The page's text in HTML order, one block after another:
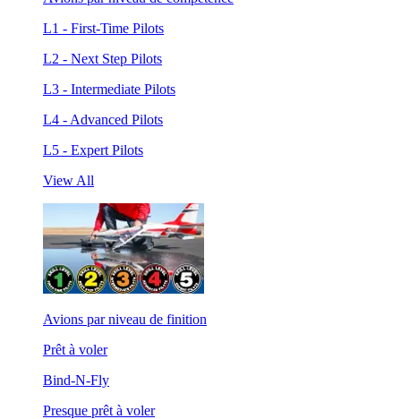
L1 - First-Time Pilots
L2 - Next Step Pilots
L3 - Intermediate Pilots
L4 - Advanced Pilots
L5 - Expert Pilots
View All
Avions par niveau de finition
Prêt à voler
Bind-N-Fly
Presque prêt à voler